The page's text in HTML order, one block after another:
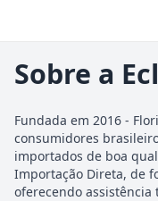
Sobre a
Fundada em 2016 -
consumidores
importados de boa
Importação Direta, de
oferecendo assistência